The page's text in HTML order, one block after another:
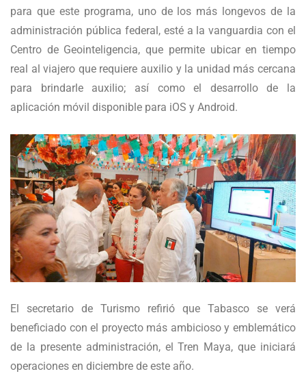
para que este programa, uno de los más longevos de la
administración pública federal, esté a la vanguardia con el
Centro de Geointeligencia, que permite ubicar en tiempo
real al viajero que requiere auxilio y la unidad más cercana
para brindarle auxilio; así como el desarrollo de la
aplicación móvil disponible para iOS y Android.
El secretario de Turismo refirió que Tabasco se verá
beneficiado con el proyecto más ambicioso y emblemático
de la presente administración, el Tren Maya, que iniciará
operaciones en diciembre de este año.